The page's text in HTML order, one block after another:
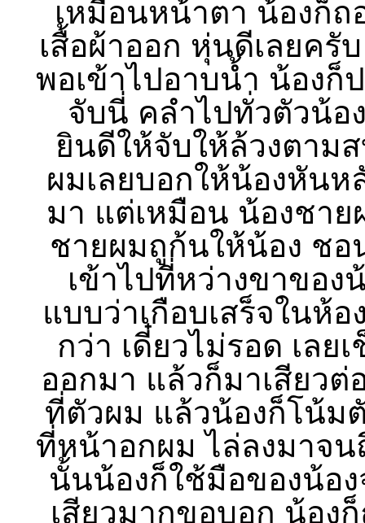
เหมือนหน้าตา น้องก็ถ
เสื้อผ้าออก หุ่นดีเลยครั
พอเข้าไปอาบน้ำ น้อง
จับนี่ คลำไปทั่วตัวน้อ
ยินดีให้จับให้ล้วงตา
ผมเลยบอกให้น้องหันห
มา แต่เหมือน น้องชา
ชายผมถูก้นให้น้อง ชอ
เข้าไปที่หว่างขาของ
แบบว่าเกือบเสร็จในห้
กว่า เดี๋ยวไม่รอด เล
ออกมา แล้วก็มาเสียวต่
ที่ตัวผม แล้วน้องก็โน้ม
ที่หน้าอกผม ไล่ลงมาจน
นั้นน้องก็ใช้มือของน้อ
เสียวมากขอบอก น้อง